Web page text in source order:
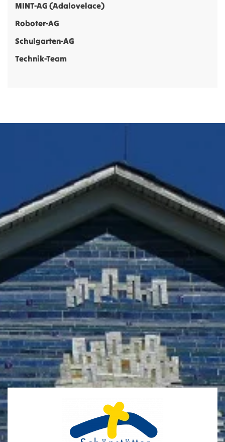
MINT-AG (Adalovelace)
Roboter-AG
Schulgarten-AG
Technik-Team